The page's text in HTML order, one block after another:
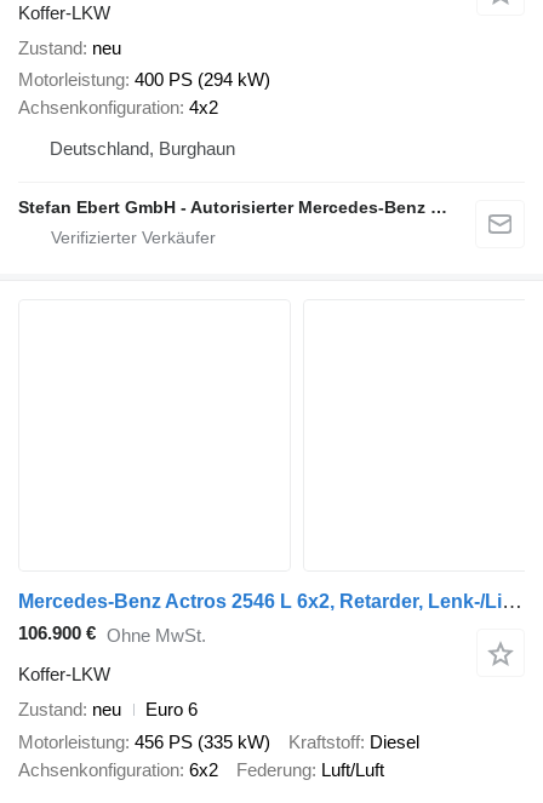
Koffer-LKW
Zustand neu
Motorleistung 400 PS (294 kW)
Achsenkonfiguration 4x2
Deutschland, Burghaun
Stefan Ebert GmbH - Autorisierter Mercedes-Benz Servicepartner
Mercedes-Benz Actros 2546 L 6x2, Retarder, Lenk-/Lift, LED
106.900 € Ohne MwSt.
Koffer-LKW
Zustand neu
Euro 6
Motorleistung 456 PS (335 kW) Kraftstoff Diesel
Achsenkonfiguration 6x2 Federung Luft/Luft